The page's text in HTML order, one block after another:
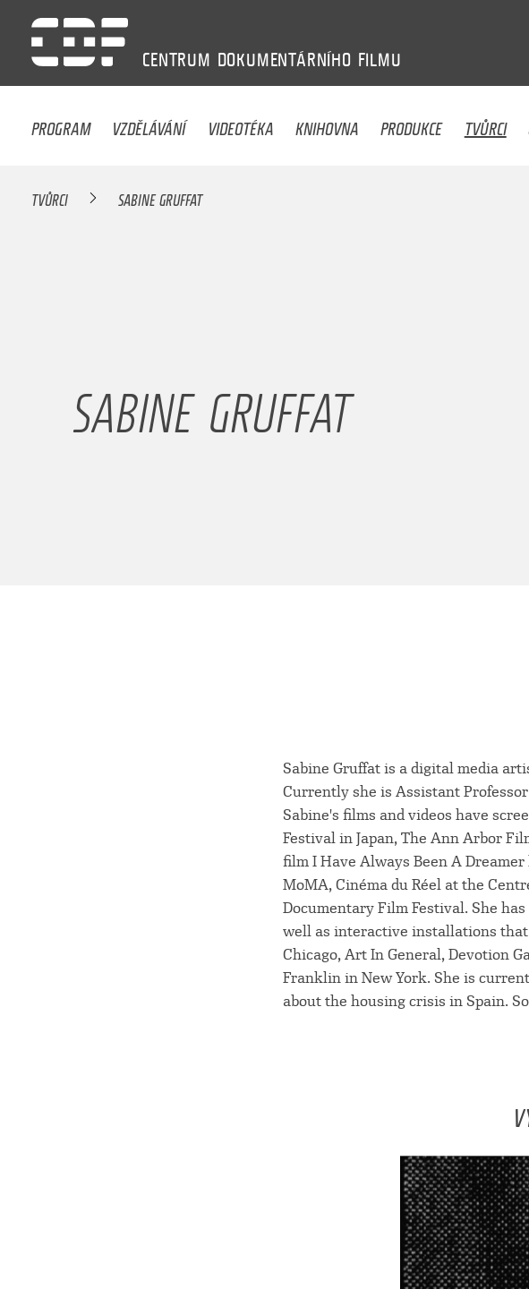
CENTRUM DOKUMENTÁRNÍHO FILMU
PROGRAM VZDĚLÁVÁNÍ VIDEOTÉKA KNIHOVNA PRODUKCE TVŮRCI
TVŮRCI SABINE GRUFFAT
SABINE GRUFFAT
Sabine Gruffat is a digital media
Currently she is Assistant
Sabine's films and videos have
Festival in Japan, The Ann Arbor
film I Have Always Been A
MoMA, Cinéma du Réel at the
Documentary Film Festival. She
well as interactive installations
Chicago, Art In General, Devotion
Franklin in New York. She is
about the housing crisis in Spain.